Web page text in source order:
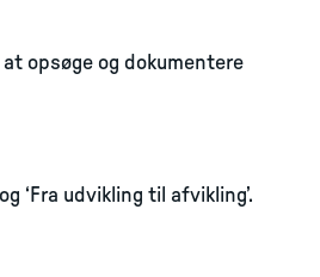
opsøge og dokumentere
‘Fra udvikling til afvikling’.